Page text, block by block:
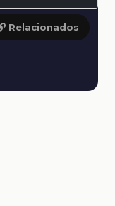
Relacionados